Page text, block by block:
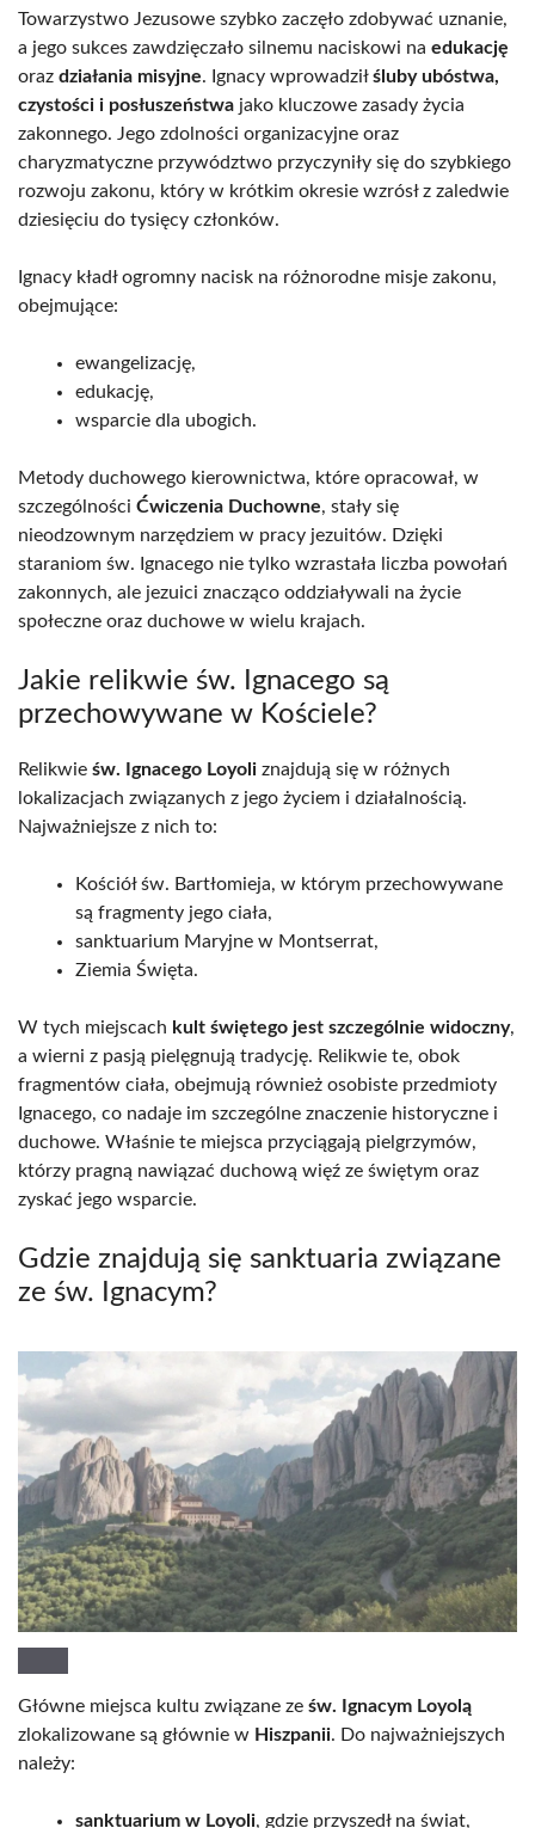
Towarzystwo Jezusowe szybko zaczęło zdobywać uznanie,
a jego sukces zawdzięczało silnemu naciskowi na edukację
oraz działania misyjne. Ignacy wprowadziłśluby ubóstwa,
czystości i posłuszeństwa jako kluczowe zasady życia
zakonnego. Jego zdolności organizacyjne oraz
charyzmatyczne przywództwo przyczyniły się do szybkiego
rozwoju zakonu, który w krótkim okresie wzrósł z zaledwie
dziesięciu do tysięcy członków.
Ignacy kładł ogromny nacisk na różnorodne misje zakonu,
obejmujące:
ewangelizację,
edukację,
wsparcie dla ubogich.
Metody duchowego kierownictwa, które opracował, w
szczególności Ćwiczenia Duchowne, stały się
nieodzownym narzędziem w pracy jezuitów. Dzięki
staraniom św. Ignacego nie tylko wzrastała liczba powołań
zakonnych, ale jezuici znacząco oddziaływali na życie
społeczne oraz duchowe w wielu krajach.
Jakie relikwie św. Ignacego są
przechowywane w Kościele?
Relikwie św. Ignacego Loyoli znajdują się w różnych
lokalizacjach związanych z jego życiem i działalnością.
Najważniejsze z nich to:
Kościół św. Bartłomieja, w którym przechowywane
są fragmenty jego ciała,
sanktuarium Maryjne w Montserrat,
Ziemia Święta.
W tych miejscach kult świętego jest szczególnie widoczny,
a wierni z pasją pielęgnują tradycję. Relikwie te, obok
fragmentów ciała, obejmują również osobiste przedmioty
Ignacego, co nadaje im szczególne znaczenie historyczne i
duchowe. Właśnie te miejsca przyciągają pielgrzymów,
którzy pragną nawiązać duchową więź ze świętym oraz
zyskać jego wsparcie.
Gdzie znajdują się sanktuaria związane
ze św. Ignacym?
Główne miejsca kultu związane ze św. Ignacym Loyolą
zlokalizowane są głównie w Hiszpanii. Do najważniejszych
należy:
sanktuarium w Loyoli, gdzie przyszedł na świat,